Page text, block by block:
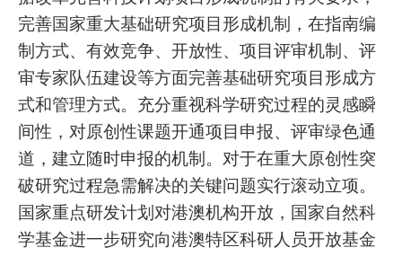
完善国家重大基础研究项目形成机制，在指南编
制方式、有效竞争、开放性、项目评审机制、评
审专家队伍建设等方面完善基础研究项目形成方
式和管理方式。充分重视科学研究过程的灵感瞬
间性，对原创性课题开通项目申报、评审绿色通
道，建立随时申报的机制。对于在重大原创性突
破研究过程急需解决的关键问题实行滚动立项。
国家重点研发计划对港澳机构开放，国家自然科
学基金进一步研究向港澳特区科研人员开放基金